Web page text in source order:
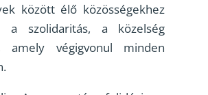
között élő közösségekhez
a szolidaritás, a közelség
amely végigvonul minden